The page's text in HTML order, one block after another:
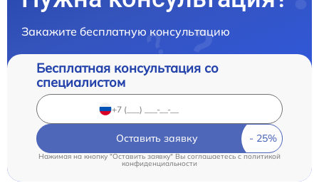
Закажите бесплатную консультацию
Бесплатная консультация со
специалистом
Оставить заявку
Нажимая на кнопку "Оставить заявку" Вы соглашаетесь c политикой
конфиденциальности